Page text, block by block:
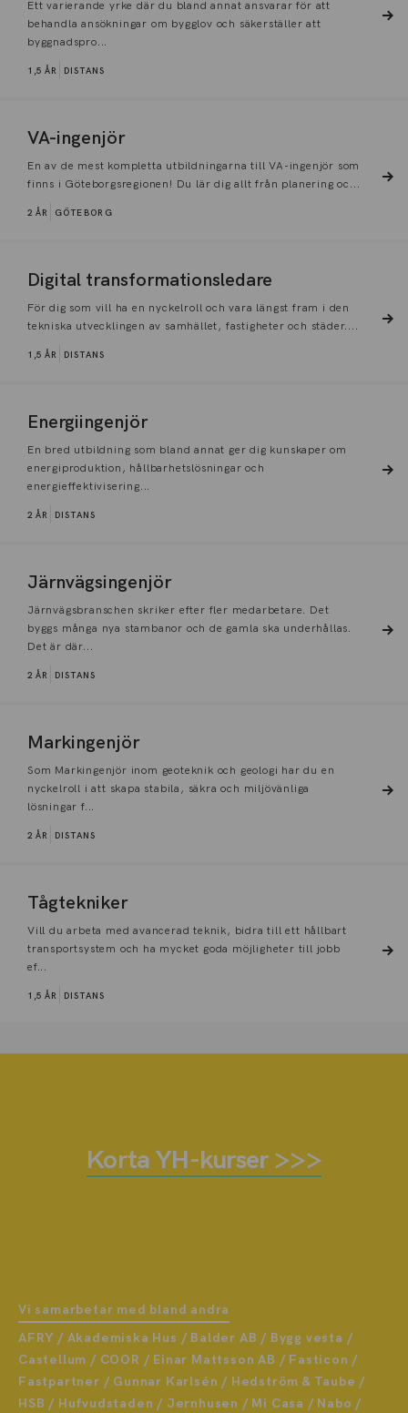
Ett varierande yrke där du bland annat ansvarar för att
behandla ansökningar om bygglov och säkerställer att
byggnadspro...
1,5 ÅR DISTANS
VA-ingenjör
En av de mest kompletta utbildningarna till VA-ingenjör som
finns i Göteborgsregionen! Du lär dig allt från planering oc...
2 ÅR GÖTEBORG
Digital transformationsledare
För dig som vill ha en nyckelroll och vara längst fram i den
tekniska utvecklingen av samhället, fastigheter och städer....
1,5 ÅR DISTANS
Energiingenjör
En bred utbildning som bland annat ger dig kunskaper om
energiproduktion, hållbarhetslösningar och
energieffektivisering...
2 ÅR DISTANS
Järnvägsingenjör
Järnvägsbranschen skriker efter fler medarbetare. Det
byggs många nya stambanor och de gamla ska underhållas.
Det är där...
2 ÅR DISTANS
Markingenjör
Som Markingenjör inom geoteknik och geologi har du en
nyckelroll i att skapa stabila, säkra och miljövänliga
lösningar f...
2 ÅR DISTANS
Tågtekniker
Vill du arbeta med avancerad teknik, bidra till ett hållbart
transportsystem och ha mycket goda möjligheter till jobb
ef...
1,5 ÅR DISTANS
Korta YH-kurser >>>
Vi samarbetar med bland andra
AFRY / Akademiska Hus / Balder AB / Bygg vesta /
Castellum / COOR / Einar Mattsson AB / Fasticon /
Fastpartner / Gunnar Karlsén / Hedström & Taube /
HSB / Hufvudstaden / Jernhusen / Mi Casa / Nabo /